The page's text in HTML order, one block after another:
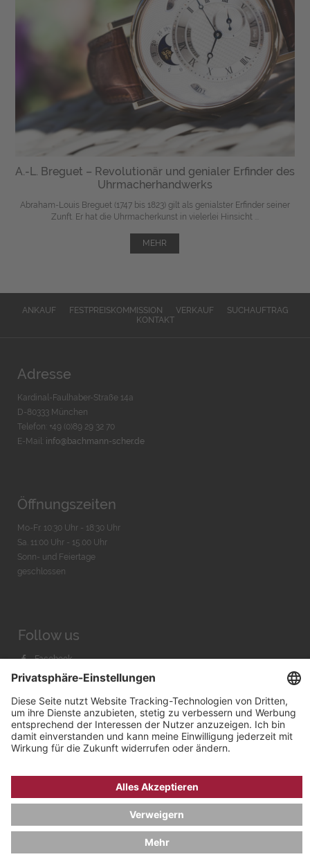
A.-L. Breguet – Revolutionär und genialer Erfinder des
Uhrmacherhandwerks
Abraham-Louis Breguet (1747 bis 1823) gilt als genialster Erfinder seiner
Zunft. Er hat die Uhrmacherkunst in vielerlei Hinsicht ...
MEHR
ANKAUF FESTPREISKOMMISSION VERKAUF
SUCHAUFTRAG
KONTAKT
Adresse
Kardinal-Faulhaber-Straße 14a
D-80333 München
Telefon: +49 (0)89 29 32 70
E-Mail: info@bachmann-scher.de
Öffnungszeiten
Mo-Fr. 10:30 Uhr - 18:30 Uhr
Sa. 11:00 Uhr - 15.00 Uhr
Sonn- und Feiertage
geschlossen
Follow us
Facebook
Instagram
Bachmann & Scher GmbH / Watchandco GmbH
DATENSCHUTZ IMPRESSUM
VERSANDKOSTEN